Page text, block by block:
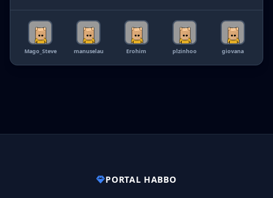
Mago_Steve manuselau Erohim plzinhoo giovana
PORTAL HABBO